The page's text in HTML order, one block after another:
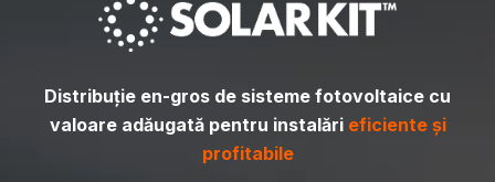
Distribuție en-gros de sisteme fotovoltaice cu
valoare adăugată pentru instalări eficiente și
profitabile